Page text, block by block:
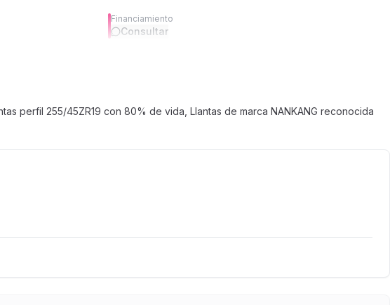
Financiamiento
Consultar
perfil 255/45ZR19 con 80% de vida, Llantas de marca NANKANG reconocida